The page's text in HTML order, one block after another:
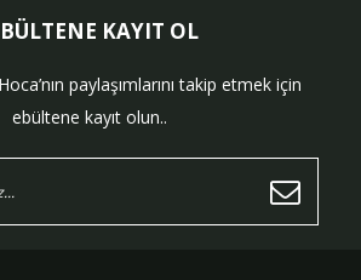
KAYIT OL
paylaşımlarını takip etmek için
ebültene kayıt olun..